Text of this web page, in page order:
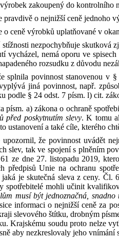
zakoupený do kontrolního
pravdivě o nejnižší ceně jednoho
o ceně výrobků uplatňované v
stížnosti nezpochybňuje skutková
vycházel, nemá oporu ve spisech
rozsudku z důvodu
splnila povinnost stanovenou v §
jiná povinnost, např.
podle § 24 odst. 7 písm. l) cit.
písm. a) zákonao ochraně
před poskytnutím slevy. K tomu
ustanovenía také cíle, kterého
že povinnost uvádět
slev, tak ve spojení s plněním
ze dne 27. listopadu 2019,
předpisů Unie na ochranu
je skutečná sleva z ceny. Čl.
spotřebitelé mohli učinit
musí být jednoznačná, snadno
informaci o nejnižší ceně za
slevového štítku, drobným
Krajskému soudu proto nelze
aby nezkreslovaly jeho vnímání